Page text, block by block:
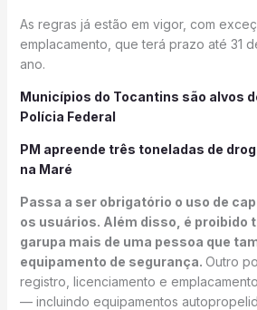
As regras já estão em vigor, com
emplacamento, que terá prazo até 31
ano.
Municípios do Tocantins são alvos
Polícia Federal
PM apreende três toneladas de
na Maré
Passa a ser obrigatório o uso de
os usuários. Além disso, é proibido
garupa mais de uma pessoa que
equipamento de segurança. Outro
registro, licenciamento e
— incluindo equipamentos